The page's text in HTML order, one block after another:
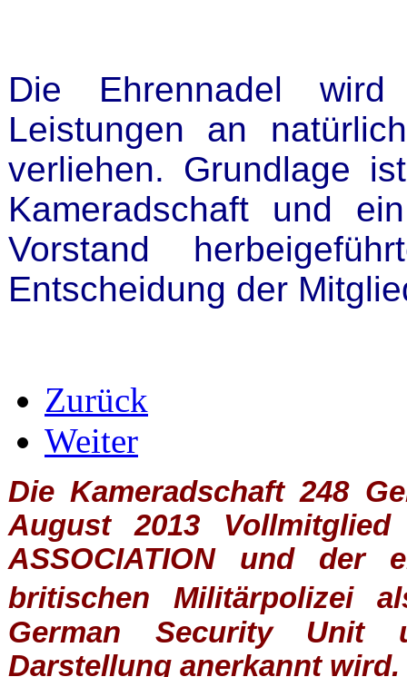
Die Ehrennadel
Leistungen an
verliehen. Grundlage
Kameradschaft und
Vorstand
Entscheidung der
Zurück
Weiter
Die Kameradschaft 248
August 2013
ASSOCIATIONund der
britischen
Militärpolizei
German Security Unit
Darstellung anerkannt wird.